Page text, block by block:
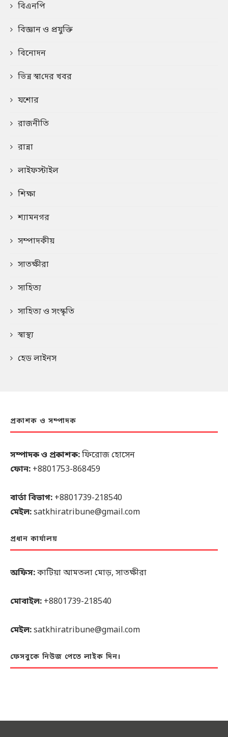
বিএনপি
বিজ্ঞান ও প্রযুক্তি
বিনোদন
ভিন্ন স্বা‌দের খবর
যশোর
রাজনীতি
রান্না
লাইফস্টাইল
শিক্ষা
শ্যামনগর
সম্পাদকীয়
সাতক্ষীরা
সাহিত্য
সাহিত্য ও সংস্কৃতি
স্বাস্থ্য
হেড লাইনস
প্রকাশক ও সম্পাদক
সম্পাদক ও প্রকাশক:ফিরোজ হোসেন
ফোন: +8801753-868459
বার্তা বিভাগ: +8801739-218540
মেইল:satkhiratribune@gmail.com
প্রধান কার্যালয়
অফিস:কাটিয়া আমতলা মোড়, সাতক্ষীরা
মোবাইল: +8801739-218540
মেইল:satkhiratribune@gmail.com
ফেসবুকে নিউজ পেতে লাইক দিন।